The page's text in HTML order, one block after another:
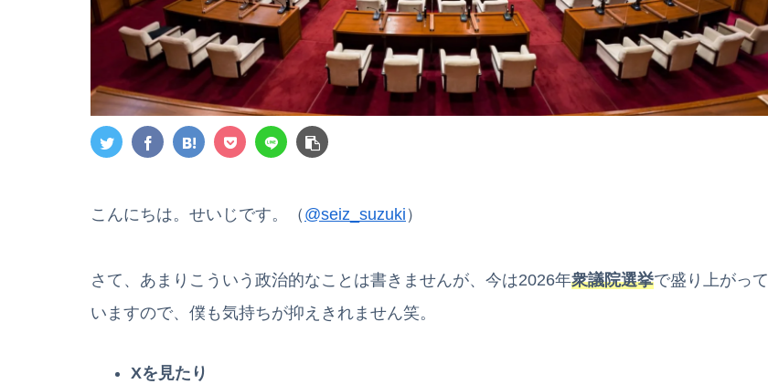
こんにちは。せいじです。（ @seiz_suzuki ）
さて、あまりこういう政治的なことは書きませんが、今は2026年衆議院選挙で盛り上がって
いますので、僕も気持ちが抑えきれません笑。
Xを見たり